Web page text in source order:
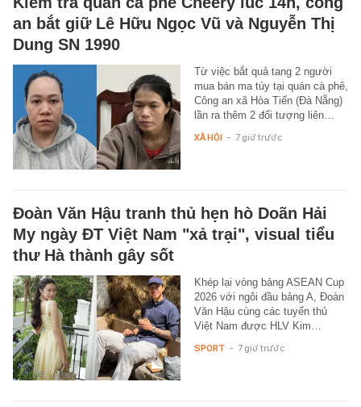
an bắt giữ Lê Hữu Ngọc Vũ và Nguyễn Thị
Dung SN 1990
Từ việc bắt quả tang 2 người
mua bán ma túy tại quán cà phê,
Công an xã Hòa Tiến (Đà Nẵng)
lần ra thêm 2 đối tượng liên…
XÃ HỘI - 7 giờ trước
Đoàn Văn Hậu tranh thủ hẹn hò Doãn Hải
My ngày ĐT Việt Nam "xả trại", visual tiểu
thư Hà thành gây sốt
Khép lại vòng bảng ASEAN Cup
2026 với ngôi đầu bảng A, Đoàn
Văn Hậu cùng các tuyển thủ
Việt Nam được HLV Kim…
SPORT - 7 giờ trước